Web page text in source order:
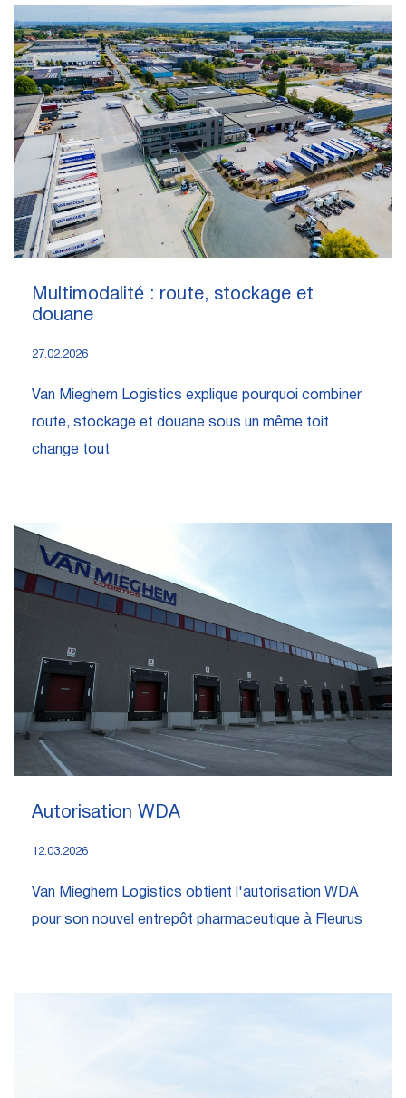
Multimodalité : route, stockage et
douane
27.02.2026
Van Mieghem Logistics explique pourquoi combiner
route, stockage et douane sous un même toit
change tout
Autorisation WDA
12.03.2026
Van Mieghem Logistics obtient l'autorisation WDA
pour son nouvel entrepôt pharmaceutique à Fleurus